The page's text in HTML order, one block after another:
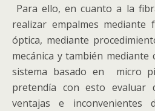
Para ello, en cuanto a la
realizar empalmes
óptica, mediante
mecánica y también mediante
sistema basado en micro
pretendía con esto evaluar
ventajas e